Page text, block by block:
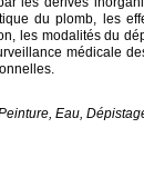
du plomb, les
les modalités du
médicale
Eau,